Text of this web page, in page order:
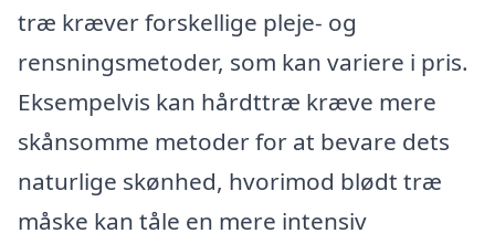
træ kræver forskellige pleje- og
rensningsmetoder, som kan variere i pris.
Eksempelvis kan hårdttræ kræve mere
skånsomme metoder for at bevare dets
naturlige skønhed, hvorimod blødt træ
måske kan tåle en mere intensiv